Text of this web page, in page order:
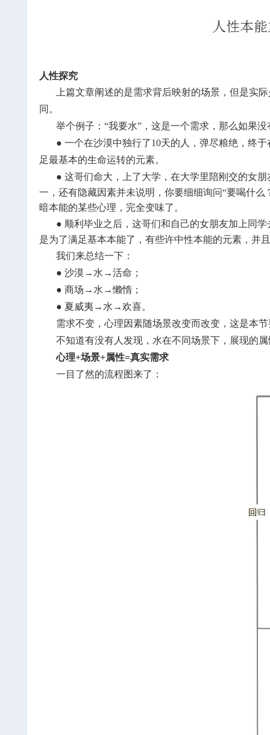
人性探究
上篇文章阐述的是需求背后映射的场景，但是实
同。
举个例子：“我要水”，这是一个需求，那么如果
● 一个在沙漠中独行了10天的人，弹尽粮绝，终
足最基本的生命运转的元素。
● 这哥们命大，上了大学，在大学里陪刚交的女
一，还有隐藏因素并未说明，你要细细询问“要喝什
暗本能的某些心理，完全变味了。
● 顺利毕业之后，这哥们和自己的女朋友加上同
是为了满足基本本能了，有些许中性本能的元素，并
我们来总结一下：
● 沙漠→水→活命；
● 商场→水→懒惰；
● 夏威夷→水→欢喜。
需求不变，心理因素随场景改变而改变，这是本
不知道有没有人发现，水在不同场景下，展现的
心理+场景+属性=真实需求
一目了然的流程图来了：